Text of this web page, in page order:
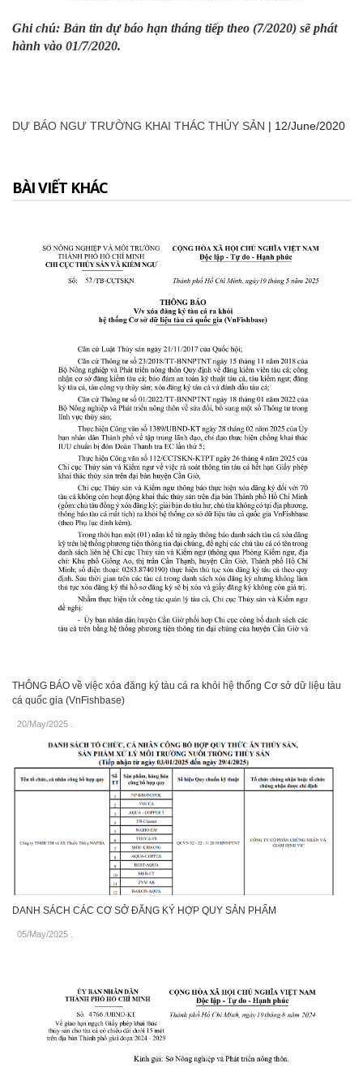
Ghi chú: Bản tin dự báo hạn tháng tiếp theo (7/2020) sẽ phát
hành vào 01/7/2020.
DỰ BÁO NGƯ TRƯỜNG KHAI THÁC THỦY SẢN | 12/June/2020
BÀI VIẾT KHÁC
THÔNG BÁO về việc xóa đăng ký tàu cá ra khỏi hệ thống Cơ sở dữ liệu tàu
cá quốc gia (VnFishbase)
20/May/2025
DANH SÁCH CÁC CƠ SỞ ĐĂNG KÝ HỢP QUY SẢN PHẨM
05/May/2025